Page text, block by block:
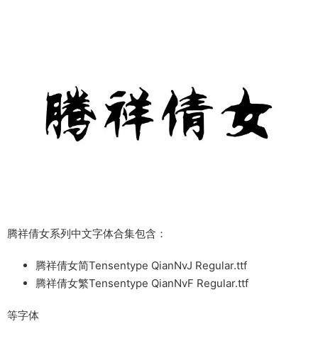
腾祥倩女系列中文字体合集包含：
腾祥倩女简Tensentype QianNvJ Regular.ttf
腾祥倩女繁Tensentype QianNvF Regular.ttf
等字体